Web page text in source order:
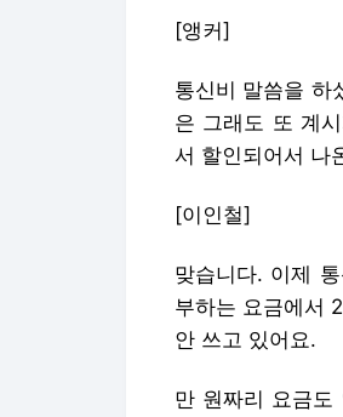
[앵커]
통신비 말씀을 하
은 그래도 또 계
서 할인되어서 나
[이인철]
맞습니다. 이제
부하는 요금에서
안 쓰고 있어요.
만 원짜리 요금